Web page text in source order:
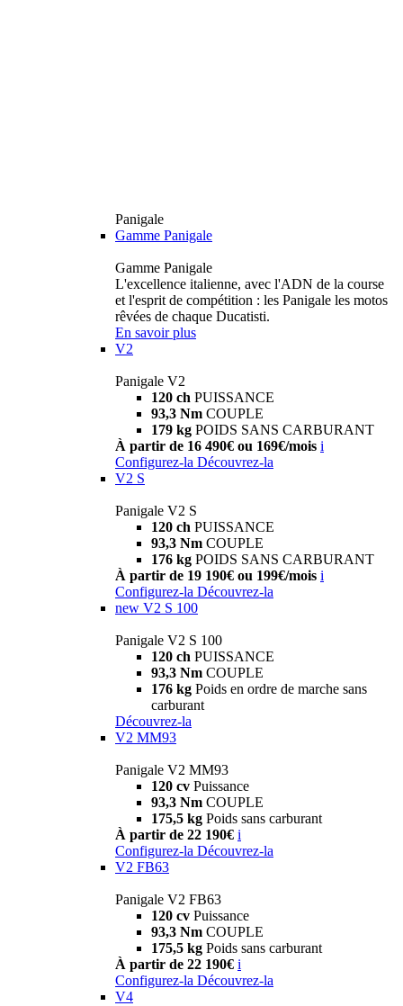
Panigale
Gamme Panigale
Gamme Panigale
L'excellence italienne, avec l'ADN de la course
et l'esprit de compétition : les Panigale les motos
rêvées de chaque Ducatisti.
En savoir plus
V2
Panigale V2
120 ch PUISSANCE
93,3 Nm COUPLE
179 kg POIDS SANS CARBURANT
À partir de 16 490€ ou 169€/mois i
Configurez-la Découvrez-la
V2 S
Panigale V2 S
120 ch PUISSANCE
93,3 Nm COUPLE
176 kg POIDS SANS CARBURANT
À partir de 19 190€ ou 199€/mois i
Configurez-la Découvrez-la
new V2 S 100
Panigale V2 S 100
120 ch PUISSANCE
93,3 Nm COUPLE
176 kg Poids en ordre de marche sans
carburant
Découvrez-la
V2 MM93
Panigale V2 MM93
120 cv Puissance
93,3 Nm COUPLE
175,5 kg Poids sans carburant
À partir de 22 190€ i
Configurez-la Découvrez-la
V2 FB63
Panigale V2 FB63
120 cv Puissance
93,3 Nm COUPLE
175,5 kg Poids sans carburant
À partir de 22 190€ i
Configurez-la Découvrez-la
V4